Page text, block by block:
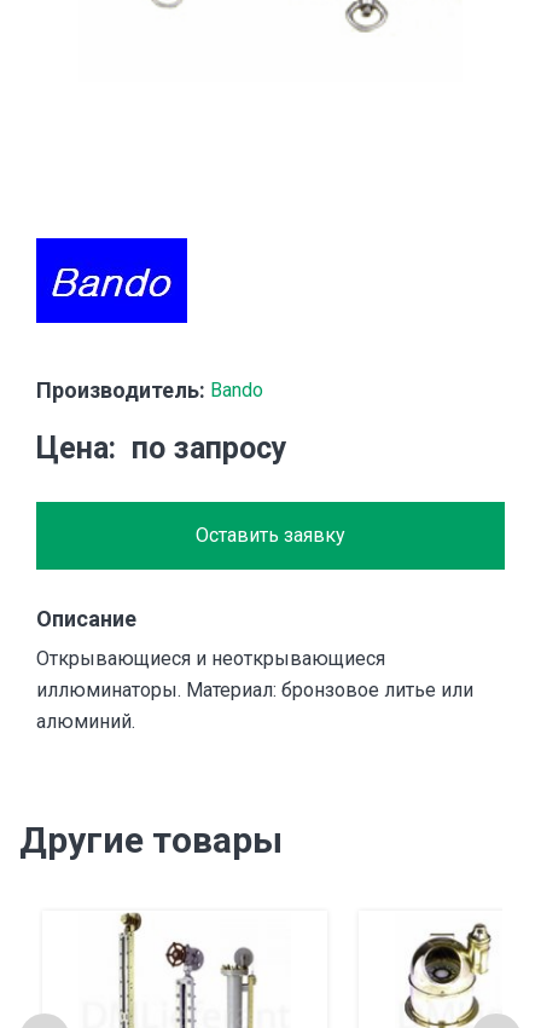
Производитель: Bando
Цена по запросу
Оставить заявку
Описание
Открывающиеся и неоткрывающиеся
иллюминаторы. Материал: бронзовое литье или
алюминий.
Другие товары